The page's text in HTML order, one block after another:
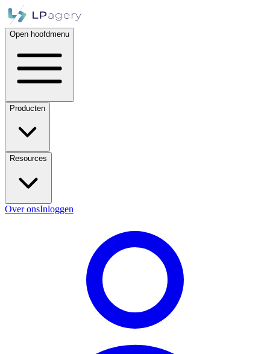
Open hoofdmenu
Producten
Resources
Over onsInloggen